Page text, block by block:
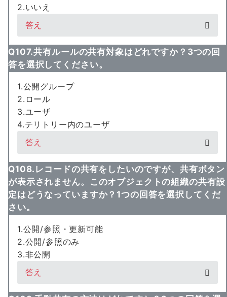
2.いいえ
答え
Q107.共有ルールの共有対象はどれですか？3つの回
答を選択してください。
1.公開グループ
2.ロール
3.ユーザ
4.テリトリー内のユーザ
答え
Q108.レコードの共有をしたいのですが、共有ボタン
が表示されません。このオブジェクトの組織の共有設
定はどうなっていますか？1つの回答を選択してくだ
さい。
1.公開/参照・更新可能
2.公開/参照のみ
3.非公開
答え